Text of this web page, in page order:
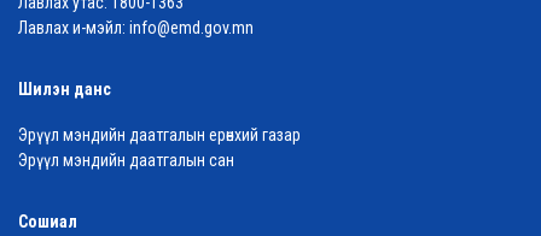
Лавлах и-мэйл: info@emd.gov.mn
Шилэн данс
Эрүүл мэндийн даатгалын ерөнхий газар
Эрүүл мэндийн даатгалын сан
Сошиал